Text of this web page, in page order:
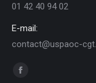
01 42 40 94 02
E-mail:
contact@uspaoc-
Trouvez nous sur :
Facebook